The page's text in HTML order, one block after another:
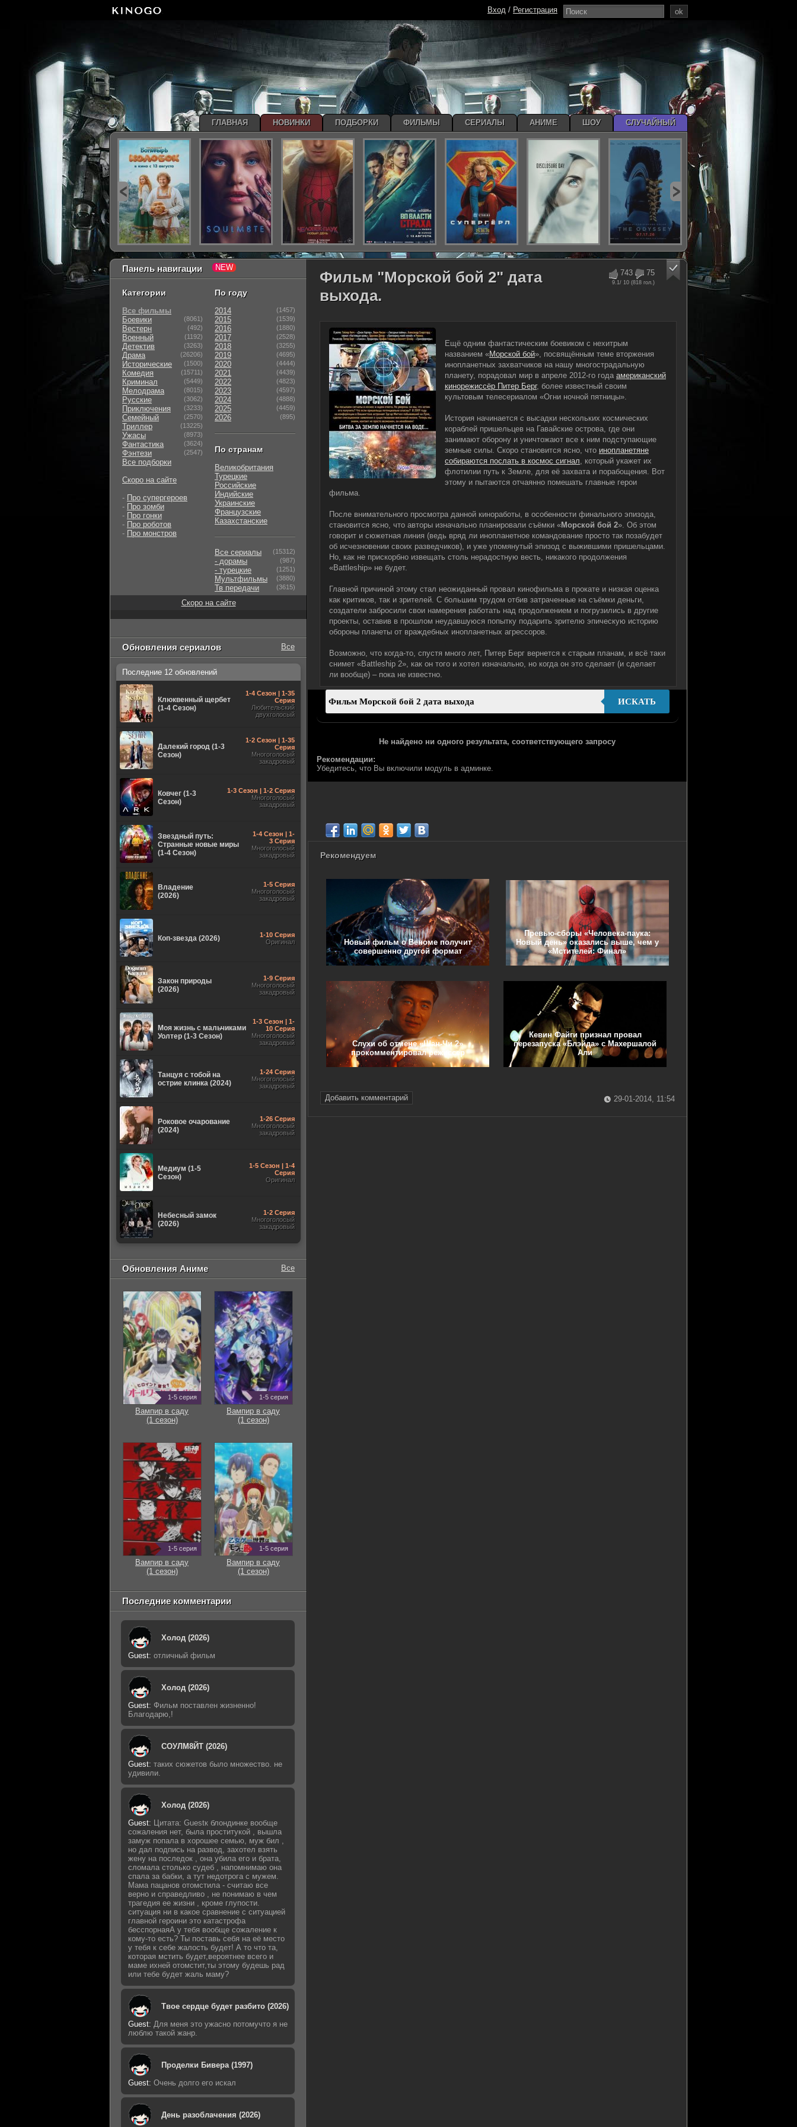
743 75
9.1/ 10 (818 гол.)
Фильм "Морской бой 2" дата
выхода.
Ещё одним фантастическим боевиком с нехитрым
названием «Морской бой», посвящённым теме вторжения
инопланетных захватчиков на нашу многострадальную
планету, порадовал мир в апреле 2012-го года американский
кинорежиссёр Питер Берг, более известный своим
культовым телесериалом «Огни ночной пятницы».
История начинается с высадки нескольких космических
кораблей пришельцев на Гавайские острова, где они
занимают оборону и уничтожают все к ним подступающие
земные силы. Скоро становится ясно, что инопланетяне
собираются послать в космос сигнал, который укажет их
флотилии путь к Земле, для её захвата и порабощения. Вот
этому и пытаются отчаянно помешать главные герои
фильма.
После внимательного просмотра данной киноработы, в особенности финального эпизода,
становится ясно, что авторы изначально планировали съёмки «Морской бой 2». Об этом
говорит и сюжетная линия (ведь вряд ли инопланетное командование просто так позабудет
об исчезновении своих разведчиков), и уже упомянутый эпизод с выжившими пришельцами.
Но, как не прискорбно извещать столь нерадостную весть, никакого продолжения
«Battleship» не будет.
Главной причиной этому стал неожиданный провал кинофильма в прокате и низкая оценка
как критиков, так и зрителей. С большим трудом отбив затраченные на съёмки деньги,
создатели забросили свои намерения работать над продолжением и погрузились в другие
проекты, оставив в прошлом неудавшуюся попытку подарить зрителю эпическую историю
обороны планеты от враждебных инопланетных агрессоров.
Возможно, что когда-то, спустя много лет, Питер Берг вернется к старым планам, и всё таки
снимет «Battleship 2», как он того и хотел изначально, но когда он это сделает (и сделает
ли вообще) – пока не известно.
ИСКАТЬ
Не найдено ни одного результата, соответствующего запросу
Рекомендации:
Убедитесь, что Вы включили модуль в админке.
Рекомендуем
Новый фильм о Веноме получит
совершенно другой формат
Превью-сборы «Человека-паука:
Новый день» оказались выше, чем у
«Мстителей: Финал»
Слухи об отмене «Шан-Чи 2»
прокомментировал режиссер
Кевин Файги признал провал
перезапуска «Блэйда» с Махершалой
Али
Добавить комментарий 29-01-2014, 11:54
Панель навигации
Категории
Все фильмы
Боевики
(8061)
Вестерн (492)
Военный (1192)
Детектив (3263)
Драма (26206)
Исторические (1500)
Комедия (15711)
Криминал (5449)
Мелодрама (8015)
Русские (3062)
Приключения (3233)
Семейный (2570)
Триллер (13225)
Ужасы (8973)
Фантастика (3624)
Фэнтези (2547)
Все подборки
Скоро на сайте
- Про супергероев
- Про зомби
- Про гонки
- Про роботов
- Про монстров
По году
2014 (1457)
2015 (1539)
2016 (1880)
2017 (2528)
2018 (3255)
2019 (4695)
2020 (4444)
2021 (4439)
2022 (4823)
2023 (4597)
2024 (4888)
2025 (4459)
2026 (895)
По странам
Великобритания
Турецкие
Российские
Индийские
Украинские
Французские
Казахстанские
Все сериалы (15312)
- дорамы (987)
- турецкие (1251)
Мультфильмы (3880)
Тв передачи (3615)
Скоро на сайте
Обновления сериалов Все
Последние 12 обновлений
Клюквенный щербет
(1-4 Сезон)
1-4 Сезон | 1-35
Серия
Любительский
двухголосый
Далекий город (1-3
Сезон)
1-2 Сезон | 1-35
Серия
Многоголосый
закадровый
Ковчег (1-3
Сезон)
1-3 Сезон | 1-2 Серия
Многоголосый
закадровый
Звездный путь:
Странные новые миры
(1-4 Сезон)
1-4 Сезон | 1-
3 Серия
Многоголосый
закадровый
Владение
(2026)
1-5 Серия
Многоголосый
закадровый
Коп-звезда (2026)
1-10 Серия
Оригинал
Закон природы
(2026)
1-9 Серия
Многоголосый
закадровый
Моя жизнь с мальчиками
Уолтер (1-3 Сезон)
1-3 Сезон | 1-
10 Серия
Многоголосый
закадровый
Танцуя с тобой на
острие клинка (2024)
1-24 Серия
Многоголосый
закадровый
Роковое очарование
(2024)
1-26 Серия
Многоголосый
закадровый
Медиум (1-5
Сезон)
1-5 Сезон | 1-4
Серия
Оригинал
Небесный замок
(2026)
1-2 Серия
Многоголосый
закадровый
Обновления Аниме Все
1-5 серия
Вампир в саду
(1 сезон)
1-5 серия
Вампир в саду
(1 сезон)
1-5 серия
Вампир в саду
(1 сезон)
1-5 серия
Вампир в саду
(1 сезон)
Последние комментарии
Холод (2026)
Guest: отличный фильм
Холод (2026)
Guest: Фильм поставлен жизненно!
Благодарю,!
СОУЛМ8ЙТ (2026)
Guest: таких сюжетов было множество. не
удивили.
Холод (2026)
Guest: Цитата: Guestк блондинке вообще
сожаления нет, была проститукой , вышла
замуж попала в хорошее семью, муж бил ,
но дал подпись на развод, захотел взять
жену на последок , она убила его и брата,
сломала столько судеб , напомнимаю она
спала за бабки, а тут недотрога с мужем.
Мама пацанов отомстила - считаю все
верно и справедливо , не понимаю в чем
трагедия ее жизни , кроме глупости.
ситуация ни в какое сравнение с ситуацией
главной героини это катастрофа
бесспорнаяА у тебя вообще сожаление к
кому-то есть? Ты поставь себя на её место
у тебя к себе жалость будет! А то что та,
которая мстить будет,вероятнее всего и
маме ихней отомстит,ты этому будешь рад
или тебе будет жаль маму?
Твое сердце будет разбито (2026)
Guest: Для меня это ужасно потомучто я не
люблю такой жанр.
Проделки Бивера (1997)
Guest: Очень долго его искал
День разоблачения (2026)
ok
Вход / Регистрация
ГЛАВНАЯ НОВИНКИ ПОДБОРКИ ФИЛЬМЫ СЕРИАЛЫ АНИМЕ ШОУ СЛУЧАЙНЫЙ